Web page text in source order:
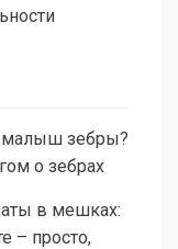
малыш зебры?
о зебрах
в мешках:
– просто,